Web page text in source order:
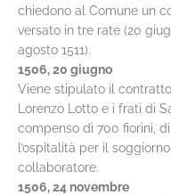
chiedono al Comune un
versato in tre rate (20
agosto 1511).
1506, 20 giugno
Viene stipulato il
Lorenzo Lotto e i frati di
compenso di 700 fiorini,
l’ospitalità per il
collaboratore.
1506, 24 novembre